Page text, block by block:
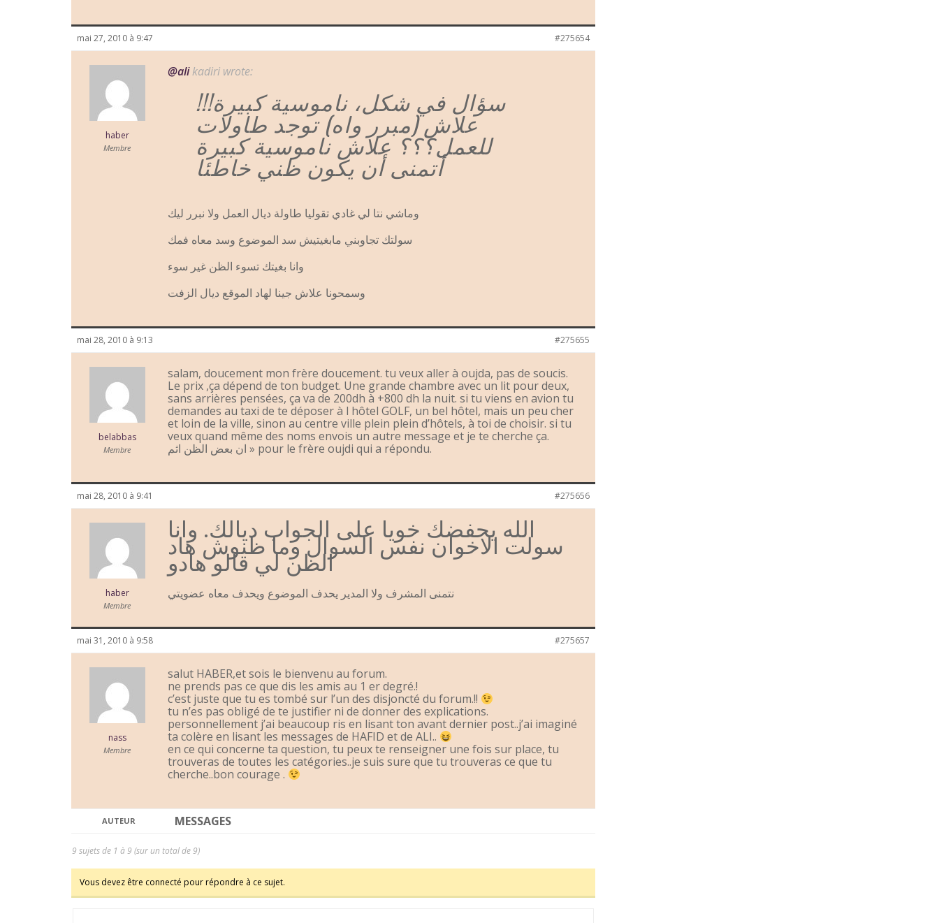
mai 27, 2010 à 9:47 #275654
haber
Membre
@alikadiri wrote:
سؤال في شكل، ناموسية كبيرة!!!
علاش (مبرر واه) توجد طاولات
للعمل؟؟؟ علاش ناموسية كبيرة
أتمنى أن يكون ظني خاطئا
وماشي نتا لي غادي تقوليا طاولة ديال العمل ولا نبرر ليك
سولتك تجاوبني مابغيتيش سد الموضوع وسد معاه فمك
وانا بغيتك تسوء الظن غير سوء
وسمحونا علاش جينا لهاد الموقع ديال الزفت
mai 28, 2010 à 9:13 #275655
belabbas
Membre
salam, doucement mon frère doucement. tu veux aller à oujda, pas de soucis.
Le prix ,ça dépend de ton budget. Une grande chambre avec un lit pour deux,
sans arrières pensées, ça va de 200dh à +800 dh la nuit. si tu viens en avion tu
demandes au taxi de te déposer à l hôtel GOLF, un bel hôtel, mais un peu cher
et loin de la ville, sinon au centre ville plein plein d’hôtels, à toi de choisir. si tu
veux quand même des noms envois un autre message et je te cherche ça.
ان بعض الظن اثم » pour le frère oujdi qui a répondu.
mai 28, 2010 à 9:41 #275656
haber
Membre
الله يحفضك خويا على الجواب ديالك. وانا
سولت الاخوان نفس السوال وما ظنوش هاد
الظن لي قالو هادو
نتمنى المشرف ولا المدير يحدف الموضوع ويحدف معاه عضويتي
mai 31, 2010 à 9:58 #275657
nass
Membre
salut HABER,et sois le bienvenu au forum.
ne prends pas ce que dis les amis au 1 er degré.!
c’est juste que tu es tombé sur l’un des disjoncté du forum.!!
tu n’es pas obligé de te justifier ni de donner des explications.
personnellement j’ai beaucoup ris en lisant ton avant dernier post..j’ai imaginé
ta colère en lisant les messages de HAFID et de ALI..
en ce qui concerne ta question, tu peux te renseigner une fois sur place, tu
trouveras de toutes les catégories..je suis sure que tu trouveras ce que tu
cherche..bon courage .
AUTEUR MESSAGES
9 sujets de 1 à 9 (sur un total de 9)
Vous devez être connecté pour répondre à ce sujet.